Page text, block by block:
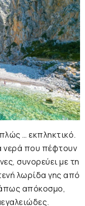
… εκπληκτικό.
νερά που πέφτουν
συνορεύει με τη
λωρίδα γης από
απόκοσμο,